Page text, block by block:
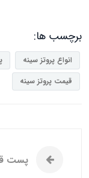
برچسب ها:
انواع پروتز سینه
قیمت پروتز سینه
پست